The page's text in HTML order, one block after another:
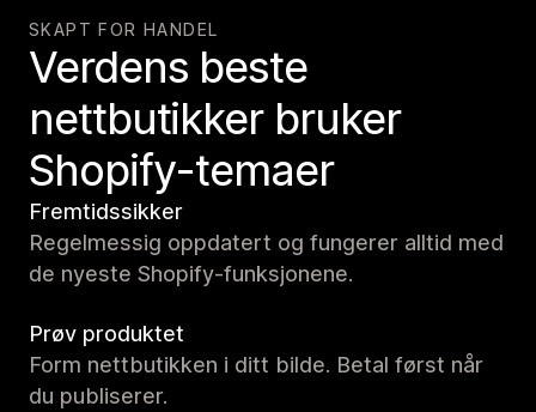
SKAPT FOR HANDEL
Verdens beste
nettbutikker bruker
Shopify-temaer
Fremtidssikker
Regelmessig oppdatert og fungerer alltid med
de nyeste Shopify-funksjonene.
Prøv produktet
Form nettbutikken i ditt bilde. Betal først når
du publiserer.